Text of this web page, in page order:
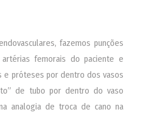
fazemos punções
femorais do paciente e
e próteses por dentro dos vasos
de tubo por dentro do vaso
analogia de troca de cano na